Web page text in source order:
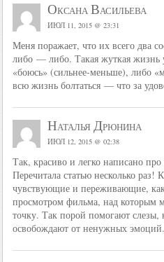
Оксана Васильева
ИЮЛ 11, 2015 @ 23:31
Меня поражает, что их всего два
либо — либо. Такая жуткая жизнь
«боюсь» (сильнее-меньше), либо
всю жизнь болтаться — что за
Наталья Дрюнина
ИЮЛ 12, 2015 @ 02:38
Так, красиво и легко написано
Перечитала статью несколько
чувствующие и переживающие,
просмотром фильма, над которым
точку. Так порой помогают слезы,
освобождают от ненужных эмоций.